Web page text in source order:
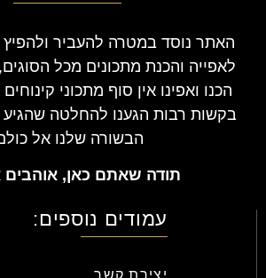
האתר נוסד במטרה להעביר
לאפייה והכנת מתכונים מכל
הכנו ואפינו אין סוף מתכוני
בקשות רבות הגענו להחלטה שהגיע
הבשורה שלנו אל
תודה שאתם כאן,
עמודים נוספים:
יצירת קשר